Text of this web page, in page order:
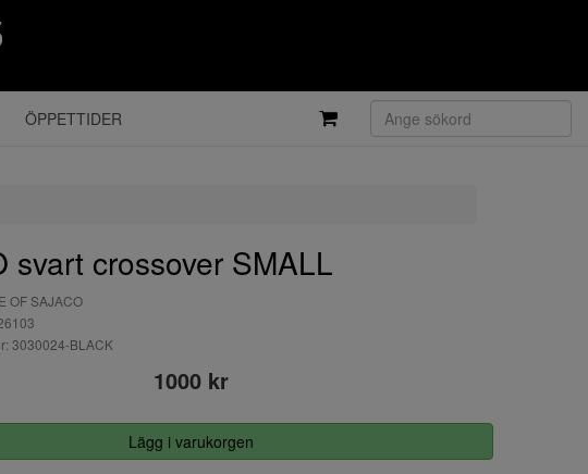
ÖPPETTIDER
svart crossover SMALL
OF SAJACO
3030024-BLACK
1000 kr
Lägg i varukorgen